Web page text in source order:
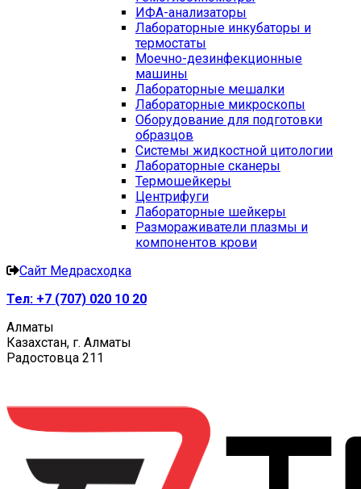
ИФА-анализаторы
Лабораторные инкубаторы и
термостаты
Моечно-дезинфекционные
машины
Лабораторные мешалки
Лабораторные микроскопы
Оборудование для подготовки
образцов
Системы жидкостной цитологии
Лабораторные сканеры
Термошейкеры
Центрифуги
Лабораторные шейкеры
Размораживатели плазмы и
компонентов крови
Сайт Медрасходка
Тел: +7 (707) 020 10 20
Алматы
Казахстан, г. Алматы
Радостовца 211